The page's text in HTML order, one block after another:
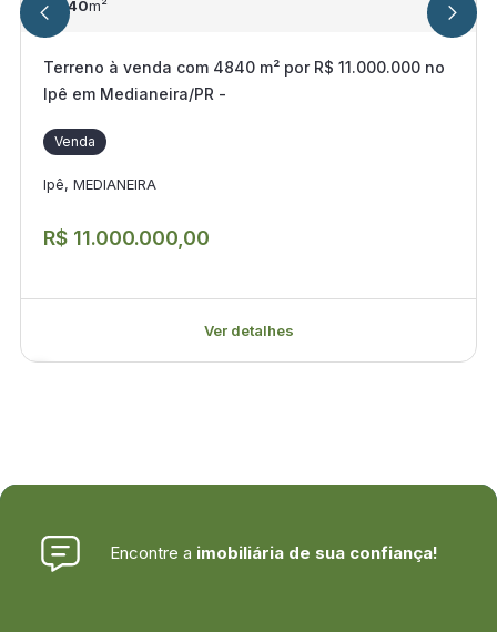
4.840m²
Terreno à venda com 4840 m² por R$ 11.000.000 no
Ipê em Medianeira/PR -
Venda
Ipê, MEDIANEIRA
R$ 11.000.000,00
Ver detalhes
Encontre a imobiliária de sua confiança!